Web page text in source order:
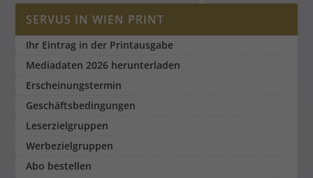
SERVUS IN WIEN PRINT
Ihr Eintrag in der Printausgabe
Mediadaten 2026 herunterladen
Erscheinungstermin
Geschäftsbedingungen
Leserzielgruppen
Werbezielgruppen
Abo bestellen